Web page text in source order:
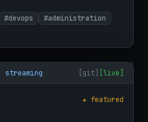
#devops
#administration
streaming [git] [live]
★ featured